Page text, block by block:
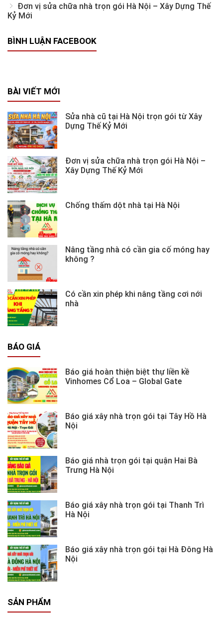
Đơn vị sửa chữa nhà trọn gói Hà Nội – Xây Dựng Thế
Kỷ Mới
BÌNH LUẬN FACEBOOK
BÀI VIẾT MỚI
Sửa nhà cũ tại Hà Nội trọn gói từ Xây
Dựng Thế Kỷ Mới
Đơn vị sửa chữa nhà trọn gói Hà Nội –
Xây Dựng Thế Kỷ Mới
Chống thấm dột nhà tại Hà Nội
Nâng tầng nhà có cần gia cố móng hay
không ?
Có cần xin phép khi nâng tầng cơi nới
nhà
BÁO GIÁ
Báo giá hoàn thiện biệt thự liền kề
Vinhomes Cổ Loa – Global Gate
Báo giá xây nhà trọn gói tại Tây Hồ Hà
Nội
Báo giá nhà trọn gói tại quận Hai Bà
Trưng Hà Nội
Báo giá xây nhà trọn gói tại Thanh Trì
Hà Nội
Báo giá xây nhà trọn gói tại Hà Đông Hà
Nội
SẢN PHẨM